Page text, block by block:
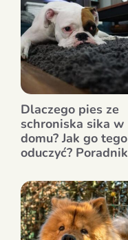
Dlaczego pies ze
schroniska sika w
domu? Jak go tego
oduczyć? Poradnik